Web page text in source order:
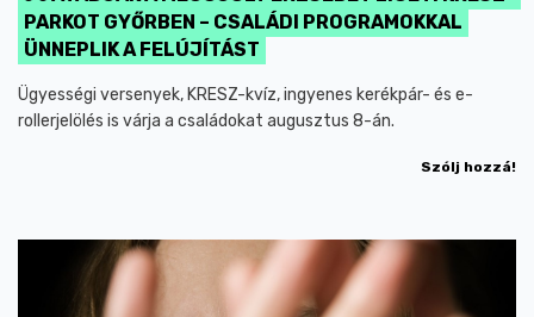
PARKOT GYŐRBEN – CSALÁDI PROGRAMOKKAL
ÜNNEPLIK A FELÚJÍTÁST
Ügyességi versenyek, KRESZ-kvíz, ingyenes kerékpár- és e-
rollerjelölés is várja a családokat augusztus 8-án.
Szólj hozzá!